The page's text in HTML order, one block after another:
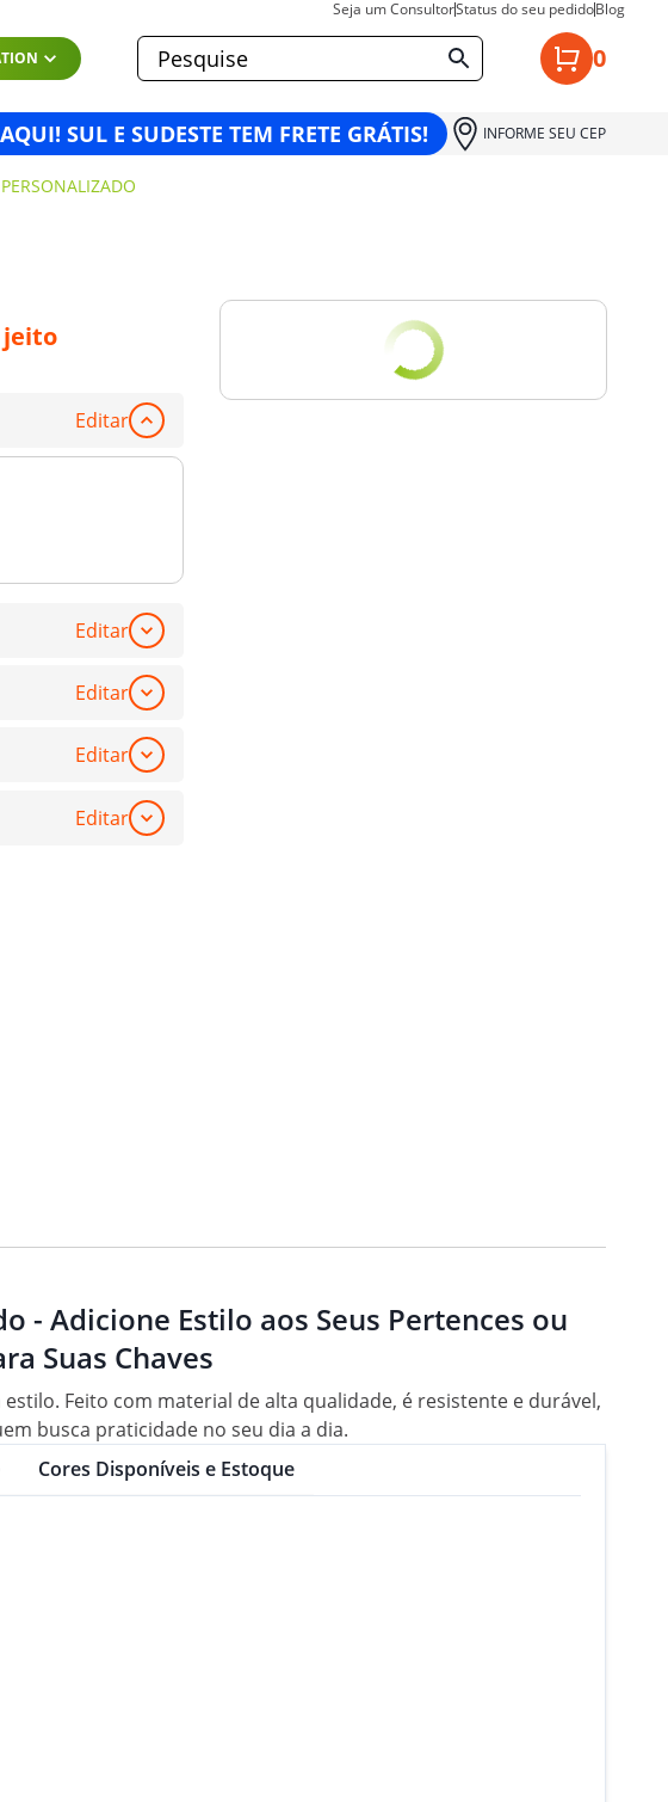
Seja um ConsultorStatus do seu pedidoBlog
0
SUL E SUDESTE TEM FRETE GRÁTIS! INFORME SEU CEP
jeito
Editar
Editar
Editar
Editar
Editar
- Adicione Estilo aos Seus Pertences ou
Suas Chaves
Feito com material de alta qualidade, é resistente e durável,
busca praticidade no seu dia a dia.
Cores Disponíveis e Estoque